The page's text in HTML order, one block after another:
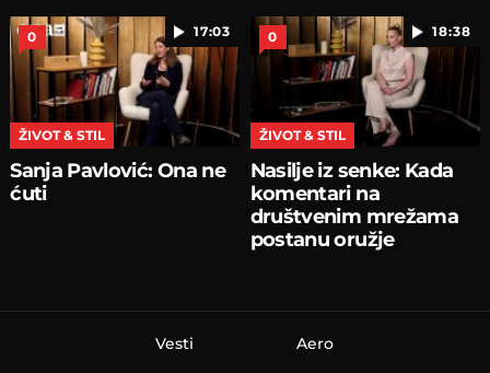
17:03
0
ŽIVOT & STIL
Sanja Pavlović: Ona ne
ćuti
18:38
0
ŽIVOT & STIL
Nasilje iz senke: Kada
komentari na
društvenim mrežama
postanu oružje
Vesti Aero